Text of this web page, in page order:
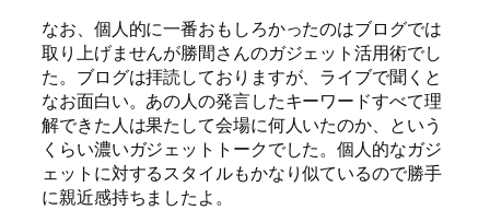
なお、個人的に一番おもしろかったのはブログでは
取り上げませんが勝間さんのガジェット活用術でし
た。ブログは拝読しておりますが、ライブで聞くと
なお面白い。あの人の発言したキーワードすべて理
解できた人は果たして会場に何人いたのか、という
くらい濃いガジェットトークでした。個人的なガジ
ェットに対するスタイルもかなり似ているので勝手
に親近感持ちましたよ。